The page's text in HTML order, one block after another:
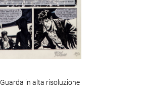
Guarda in alta risoluzione